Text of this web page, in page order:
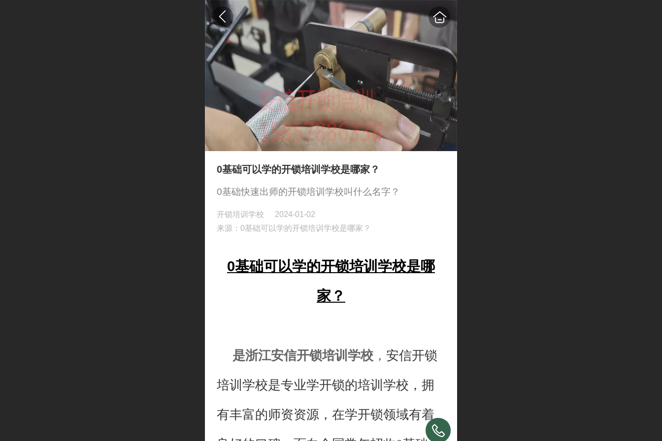
0基础可以学的开锁培训学校是哪家？
0基础快速出师的开锁培训学校叫什么名字？
开锁培训学校
2024-01-02
来源：0基础可以学的开锁培训学校是哪家？
0基础可以学的开锁培训学校是哪
家？
是浙江安信开锁培训学校 ， 安信开锁
培训学校是专业学开锁的培训学校，拥
有丰富的师资资源，在学开锁领域有着